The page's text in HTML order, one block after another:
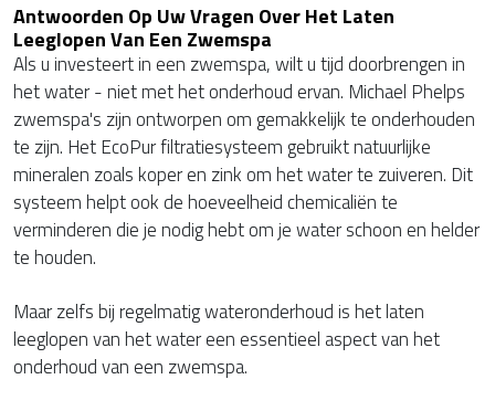
Antwoorden Op Uw Vragen Over Het Laten
Leeglopen Van Een Zwemspa
Als u investeert in een zwemspa, wilt u tijd doorbrengen in
het water - niet met het onderhoud ervan. Michael Phelps
zwemspa's zijn ontworpen om gemakkelijk te onderhouden
te zijn. Het EcoPur filtratiesysteem gebruikt natuurlijke
mineralen zoals koper en zink om het water te zuiveren. Dit
systeem helpt ook de hoeveelheid chemicaliën te
verminderen die je nodig hebt om je water schoon en helder
te houden.
Maar zelfs bij regelmatig wateronderhoud is het laten
leeglopen van het water een essentieel aspect van het
onderhoud van een zwemspa.